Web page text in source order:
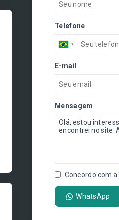
Telefone
E-mail
Mensagem
Concordo com a
WhatsApp